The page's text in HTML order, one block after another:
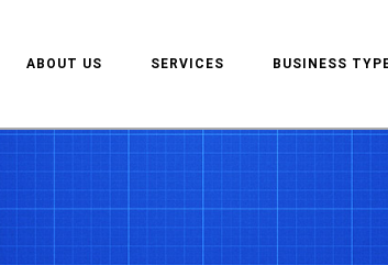
ABOUT US SERVICES BUSINESS